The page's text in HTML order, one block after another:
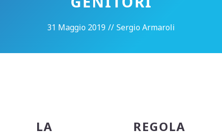
31 Maggio 2019 // Sergio Armaroli
LA REGOLA